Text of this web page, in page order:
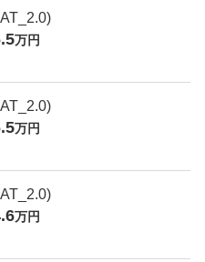
万円
万円
万円